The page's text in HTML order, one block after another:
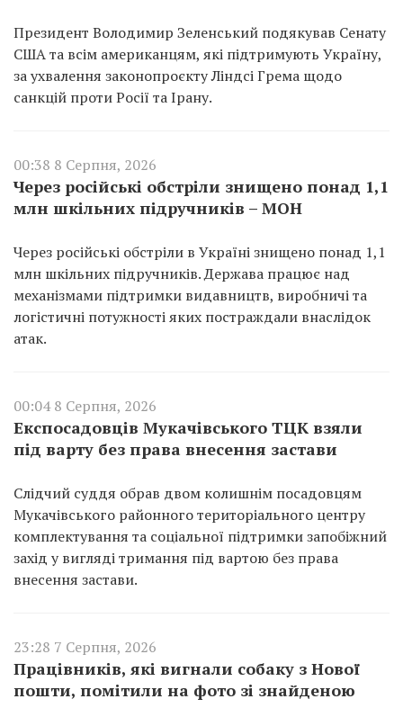
Президент Володимир Зеленський подякував Сенату
США та всім американцям, які підтримують Україну,
за ухвалення законопроєкту Ліндсі Грема щодо
санкцій проти Росії та Ірану.
00:38 8 Серпня, 2026
Через російські обстріли знищено понад 1,1
млн шкільних підручників – МОН
Через російські обстріли в Україні знищено понад 1,1
млн шкільних підручників. Держава працює над
механізмами підтримки видавництв, виробничі та
логістичні потужності яких постраждали внаслідок
атак.
00:04 8 Серпня, 2026
Експосадовців Мукачівського ТЦК взяли
під варту без права внесення застави
Слідчий суддя обрав двом колишнім посадовцям
Мукачівського районного територіального центру
комплектування та соціальної підтримки запобіжний
захід у вигляді тримання під вартою без права
внесення застави.
23:28 7 Серпня, 2026
Працівників, які вигнали собаку з Нової
пошти, помітили на фото зі знайденою